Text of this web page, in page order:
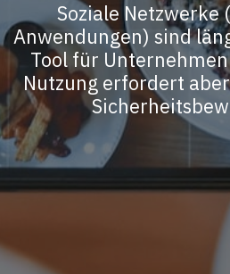
Soziale Netzwerke
Anwendungen) sind
Tool für
Nutzung erfordert